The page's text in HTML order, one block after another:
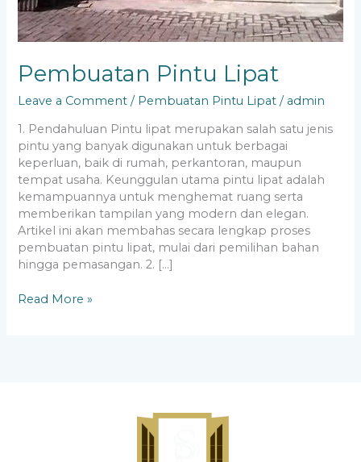
Pembuatan Pintu Lipat
Leave a Comment / Pembuatan Pintu Lipat / admin
1. Pendahuluan Pintu lipat merupakan salah satu jenis
pintu yang banyak digunakan untuk berbagai
keperluan, baik di rumah, perkantoran, maupun
tempat usaha. Keunggulan utama pintu lipat adalah
kemampuannya untuk menghemat ruang serta
memberikan tampilan yang modern dan elegan.
Artikel ini akan membahas secara lengkap proses
pembuatan pintu lipat, mulai dari pemilihan bahan
hingga pemasangan. 2. […]
Read More »